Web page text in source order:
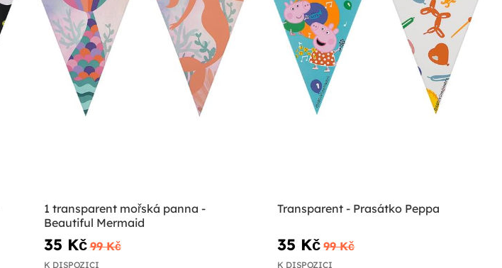
1 transparent mořská panna -
Beautiful Mermaid
35 Kč 99 Kč
K DISPOZICI
Transparent - Prasátko Peppa
35 Kč 99 Kč
K DISPOZICI